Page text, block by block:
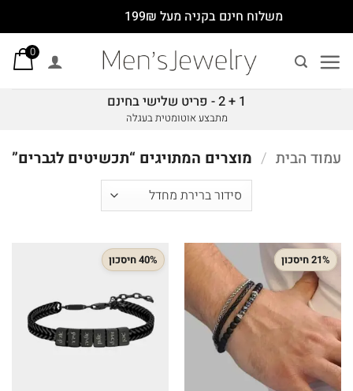
to
content
משלוח חינם בקניה מעל 199₪
0
1 + 2 - פריט שלישי בחינם
מתבצע אוטומטית בעגלה
עמוד הבית / מוצרים המתויגים “תכשיטים לגברים”
21% חיסכון 40% חיסכון